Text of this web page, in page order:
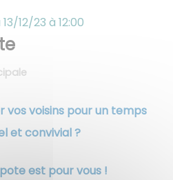
13/12/23 à 12:00
vos voisins pour un temps
et convivial ?
est pour vous !